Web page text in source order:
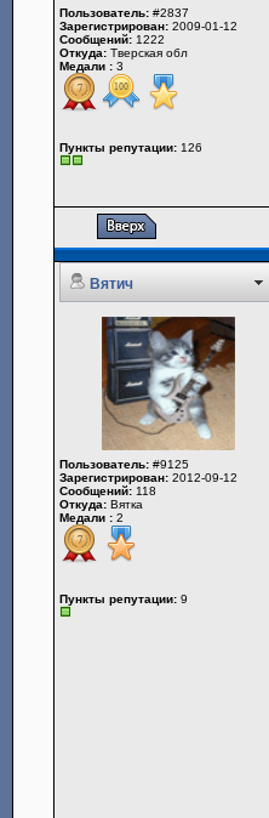
Пользователь: #2837
Зарегистрирован: 2009-01-12
Сообщений: 1222
Откуда: Тверская обл
Медали : 3
Пункты репутации: 126
Вятич
Пользователь: #9125
Зарегистрирован: 2012-09-12
Сообщений: 118
Откуда: Вятка
Медали : 2
Пункты репутации: 9